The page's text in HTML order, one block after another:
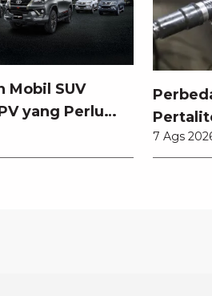
Mobil SUV
yang Perlu
Baik
Anda?
7 Ags